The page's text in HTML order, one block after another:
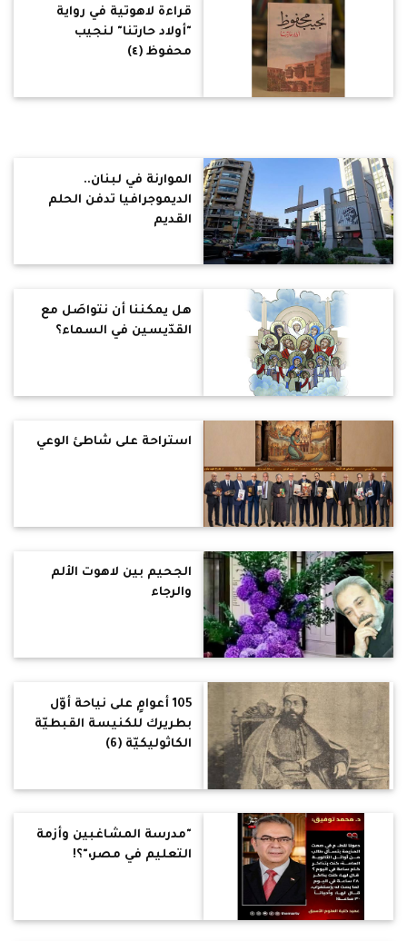
قراءةٌ لاهوتية في رواية
"أولاد حارتنا" لنجيب
محفوظ (٤)
الموارنة في لبنان..
الديموجرافيا تدفن الحلم
القديم
هل يمكننا أن نتواصَل مع
القدّيسين في السماء؟
استراحة على شاطئ الوعي
الجحيم بين لاهوت الألم
والرجاء
105 أعوامٍ على نياحة أوّل
بطريرك للكنيسة القبطيّة
الكاثوليكيّة (6)
"مدرسة المشاغبين وأزمة
التعليم في مصر،"؟!